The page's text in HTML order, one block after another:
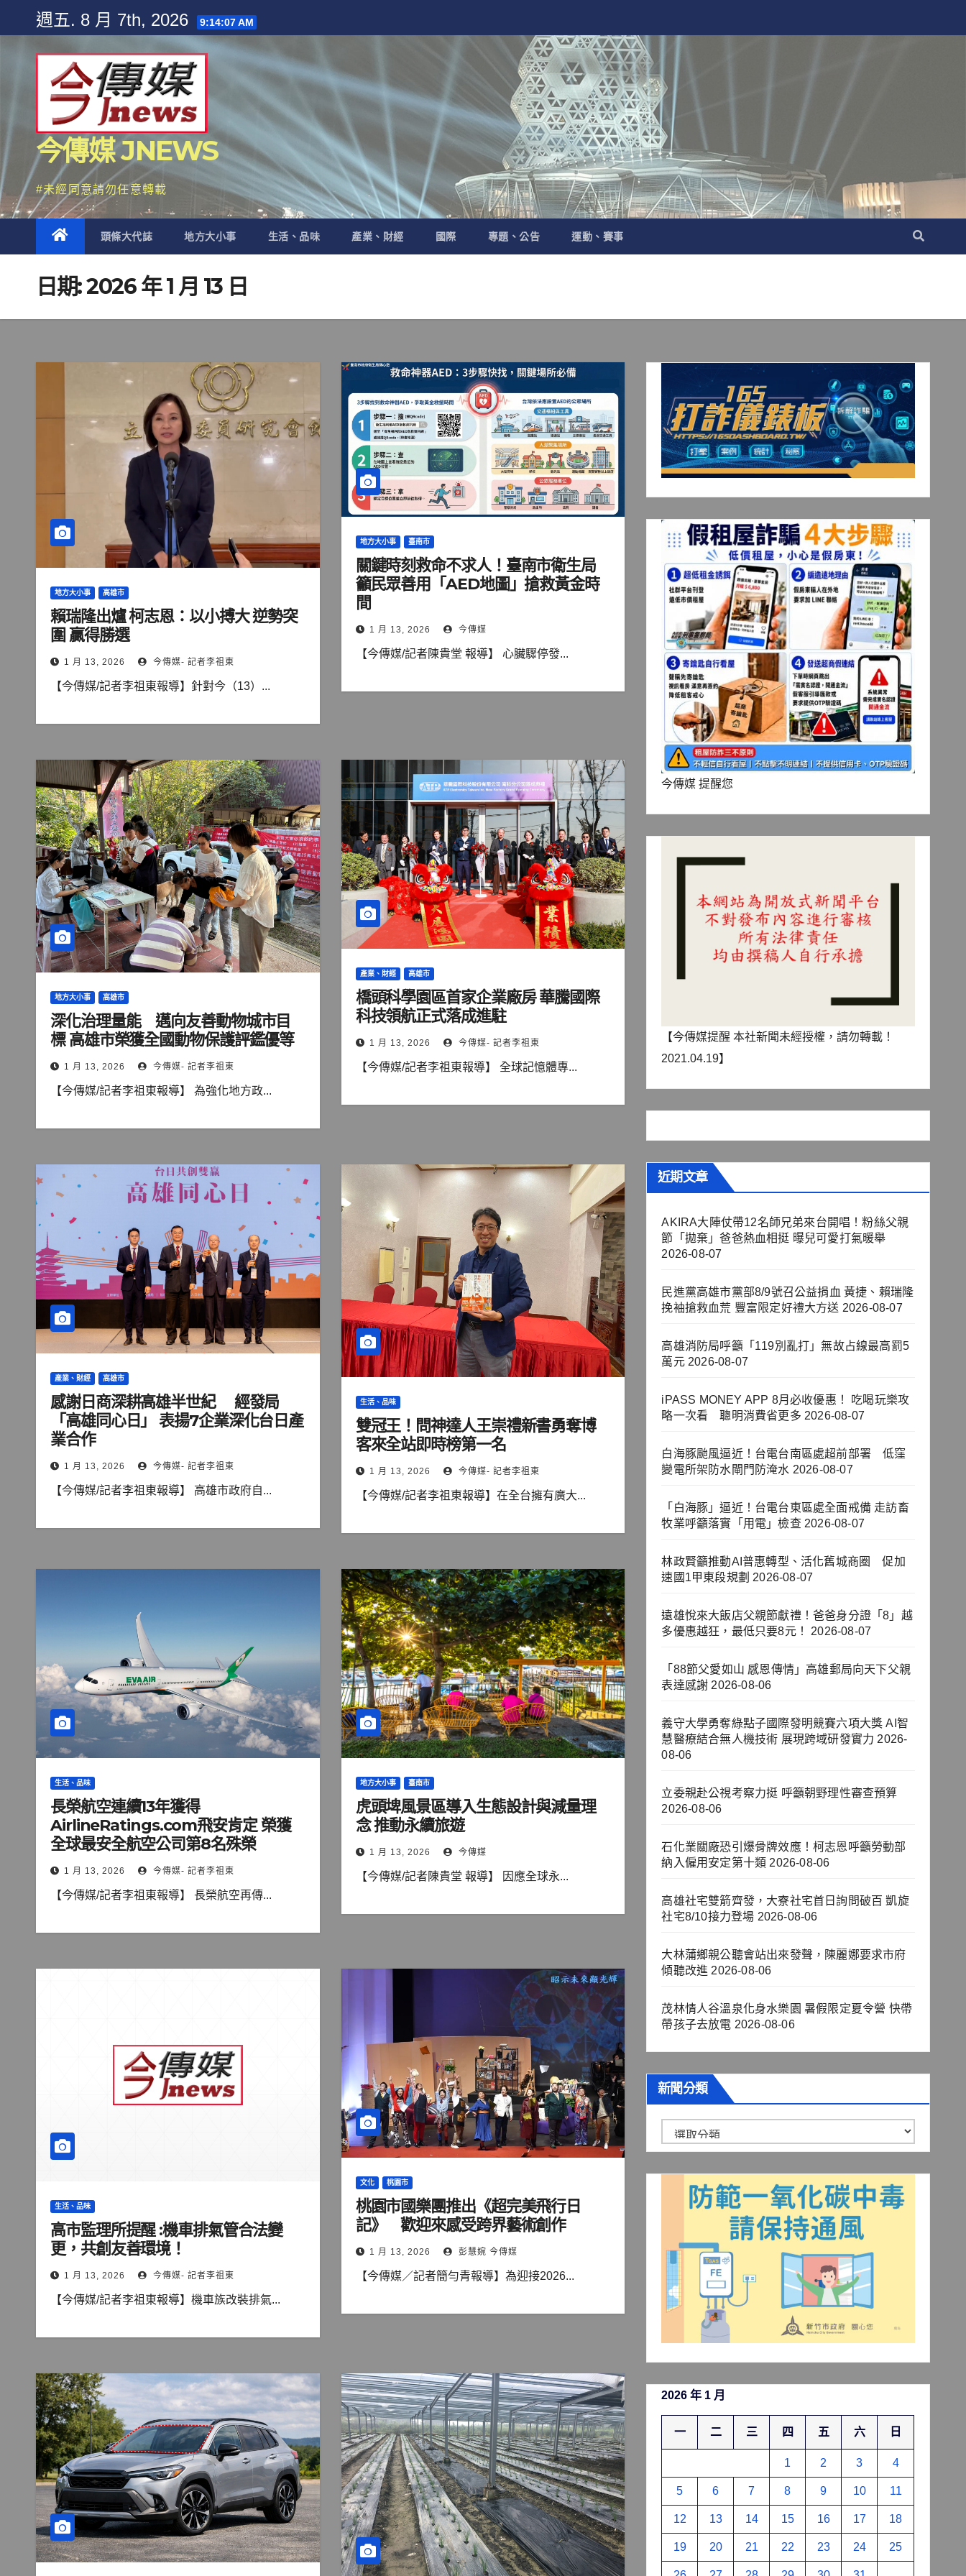
content
週五. 8 月 7th, 2026 9:14:09 AM
今傳媒 JNEWS
#未經同意請勿任意轉載
頭條大代誌 地方大小事 生活、品味 產業、財經 國際 專題、公告 運動、賽事
日期:2026 年 1 月 13 日
地方大小事 高雄市
賴瑞隆出爐 柯志恩：以小搏大 逆勢突
圍 贏得勝選
1 月 13, 2026 今傳媒- 記者李祖東
【今傳媒/記者李祖東報導】針對今（13）...
地方大小事 臺南市
關鍵時刻救命不求人！臺南市衛生局
籲民眾善用「AED地圖」搶救黃金時
間
1 月 13, 2026 今傳媒
【今傳媒/記者陳貴堂 報導】 心臟驟停發...
地方大小事 高雄市
深化治理量能 邁向友善動物城市目
標 高雄市榮獲全國動物保護評鑑優等
1 月 13, 2026 今傳媒- 記者李祖東
【今傳媒/記者李祖東報導】 為強化地方政...
產業、財經 高雄市
橋頭科學園區首家企業廠房 華騰國際
科技領航正式落成進駐
1 月 13, 2026 今傳媒- 記者李祖東
【今傳媒/記者李祖東報導】 全球記憶體專...
產業、財經 高雄市
感謝日商深耕高雄半世紀 經發局
「高雄同心日」 表揚7企業深化台日產
業合作
1 月 13, 2026 今傳媒- 記者李祖東
【今傳媒/記者李祖東報導】 高雄市政府自...
生活、品味
雙冠王！問神達人王崇禮新書勇奪博
客來全站即時榜第一名
1 月 13, 2026 今傳媒- 記者李祖東
【今傳媒/記者李祖東報導】在全台擁有廣大...
生活、品味
長榮航空連續13年獲得
AirlineRatings.com飛安肯定 榮獲
全球最安全航空公司第8名殊榮
1 月 13, 2026 今傳媒- 記者李祖東
【今傳媒/記者李祖東報導】 長榮航空再傳...
地方大小事 臺南市
虎頭埤風景區導入生態設計與減量理
念 推動永續旅遊
1 月 13, 2026 今傳媒
【今傳媒/記者陳貴堂 報導】 因應全球永...
生活、品味
高市監理所提醒 :機車排氣管合法變
更，共創友善環境！
1 月 13, 2026 今傳媒- 記者李祖東
【今傳媒/記者李祖東報導】機車族改裝排氣...
文化 桃園市
桃園市國樂團推出《超完美飛行日
記》 歡迎來感受跨界藝術創作
1 月 13, 2026 彭慧婉 今傳媒
【今傳媒／記者簡勻青報導】為迎接2026...
今傳媒 提醒您
【今傳媒提醒 本社新聞未經授權，請勿轉載！
2021.04.19】
近期文章
AKIRA大陣仗帶12名師兄弟來台開唱！粉絲父親
節「拋棄」爸爸熱血相挺 曝兒可愛打氣暖舉
2026-08-07
民進黨高雄市黨部8/9號召公益捐血 黃捷、賴瑞隆
挽袖搶救血荒 豐富限定好禮大方送 2026-08-07
高雄消防局呼籲「119別亂打」無故占線最高罰5
萬元 2026-08-07
iPASS MONEY APP 8月必收優惠！ 吃喝玩樂攻
略一次看 聰明消費省更多 2026-08-07
白海豚颱風逼近！台電台南區處超前部署 低窪
變電所架防水閘門防淹水 2026-08-07
「白海豚」逼近！台電台東區處全面戒備 走訪畜
牧業呼籲落實「用電」檢查 2026-08-07
林政賢籲推動AI普惠轉型、活化舊城商圈 促加
速國1甲東段規劃 2026-08-07
遠雄悅來大飯店父親節獻禮！爸爸身分證「8」越
多優惠越狂，最低只要8元！
2026-08-07
「88節父愛如山 感恩傳情」高雄郵局向天下父親
表達感謝 2026-08-06
義守大學勇奪綠點子國際發明競賽六項大獎 AI智
慧醫療結合無人機技術 展現跨域研發實力 2026-
08-06
立委親赴公視考察力挺 呼籲朝野理性審查預算
2026-08-06
石化業關廠恐引爆骨牌效應！柯志恩呼籲勞動部
納入僱用安定第十類 2026-08-06
高雄社宅雙箭齊發，大寮社宅首日詢問破百 凱旋
社宅8/10接力登場 2026-08-06
大林蒲鄉親公聽會站出來發聲，陳麗娜要求市府
傾聽改進 2026-08-06
茂林情人谷溫泉化身水樂園 暑假限定夏令營 快帶
帶孩子去放電 2026-08-06
新聞分類
聞
分
2026 年 1 月
一 二 三 四 五 六 日
1 2 3 4
5 6 7 8 9 10 11
12 13 14 15 16 17 18
19 20 21 22 23 24 25